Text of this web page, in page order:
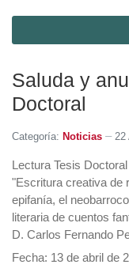
Saluda y
Doctoral
Categoría: Noticias 22
Lectura Tesis
"Escritura creativa de
epifanía, el
literaria de cuentos
D. Carlos Fernando
Fecha: 13 de abril de